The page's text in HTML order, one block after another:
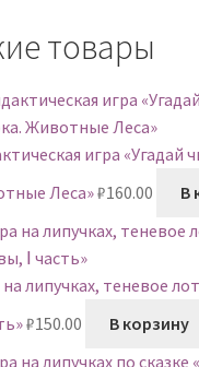
товары
игра «Угадай
Леса»₽160.00 В
липучках, теневое
₽150.00 В корзину